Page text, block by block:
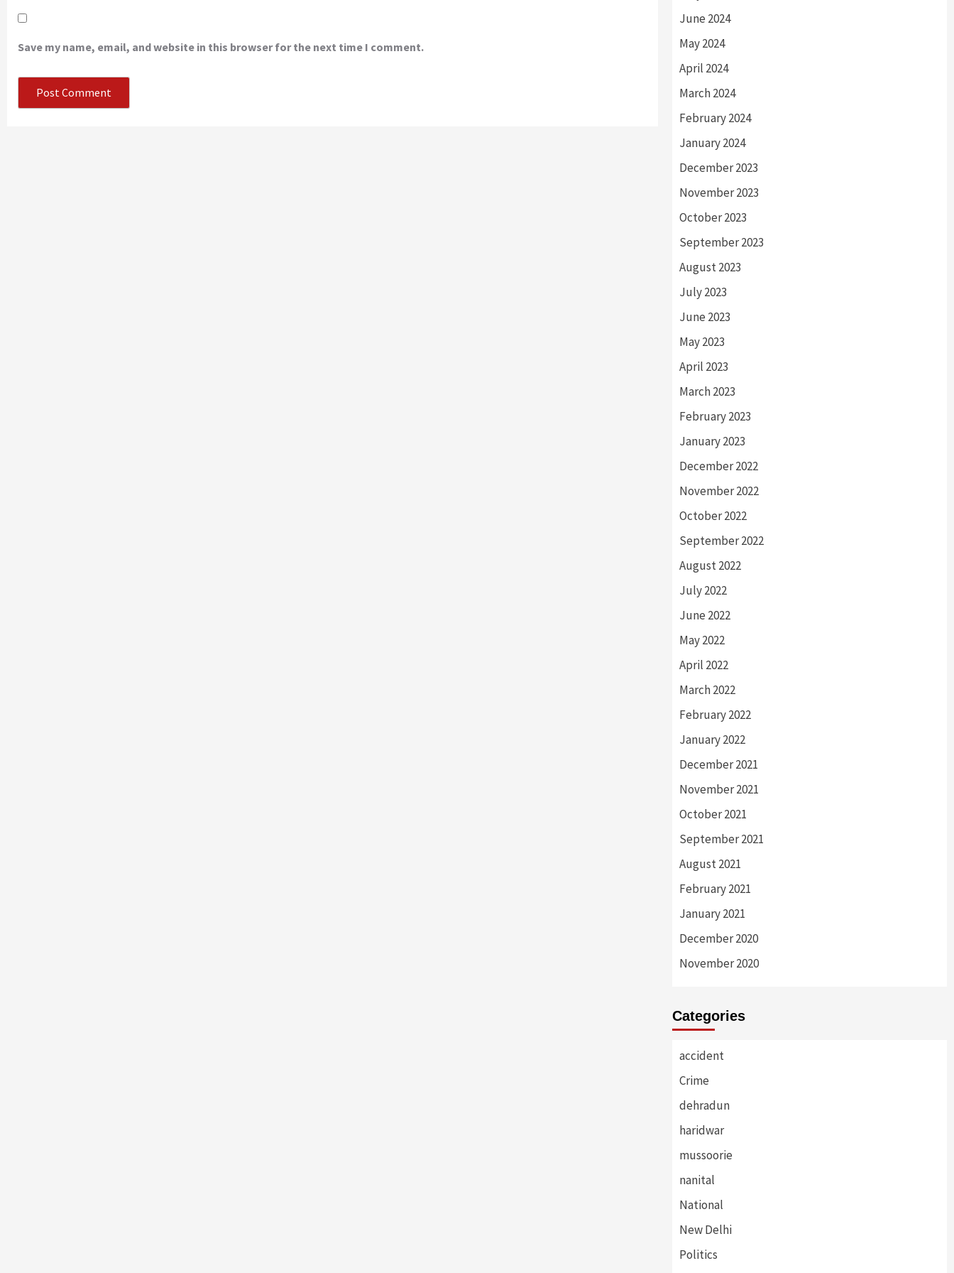
Save my name, email, and website in this browser for the next time I comment.
June 2024
May 2024
April 2024
March 2024
February 2024
January 2024
December 2023
November 2023
October 2023
September 2023
August 2023
July 2023
June 2023
May 2023
April 2023
March 2023
February 2023
January 2023
December 2022
November 2022
October 2022
September 2022
August 2022
July 2022
June 2022
May 2022
April 2022
March 2022
February 2022
January 2022
December 2021
November 2021
October 2021
September 2021
August 2021
February 2021
January 2021
December 2020
November 2020
Categories
accident
Crime
dehradun
haridwar
mussoorie
nanital
National
New Delhi
Politics